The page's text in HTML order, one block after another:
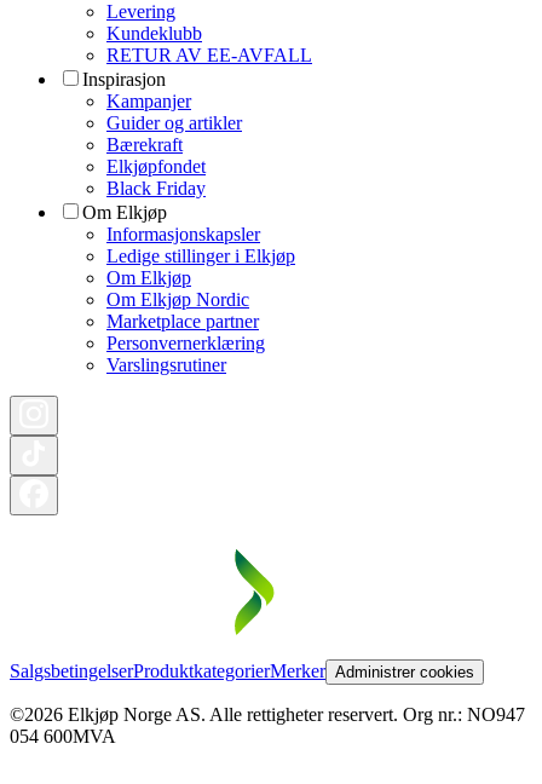
Levering
Kundeklubb
RETUR AV EE-AVFALL
Inspirasjon
Kampanjer
Guider og artikler
Bærekraft
Elkjøpfondet
Black Friday
Om Elkjøp
Informasjonskapsler
Ledige stillinger i Elkjøp
Om Elkjøp
Om Elkjøp Nordic
Marketplace partner
Personvernerklæring
Varslingsrutiner
SalgsbetingelserProduktkategorierMerker Administrer cookies
©2026 Elkjøp Norge AS. Alle rettigheter reservert. Org nr.: NO947
054 600MVA